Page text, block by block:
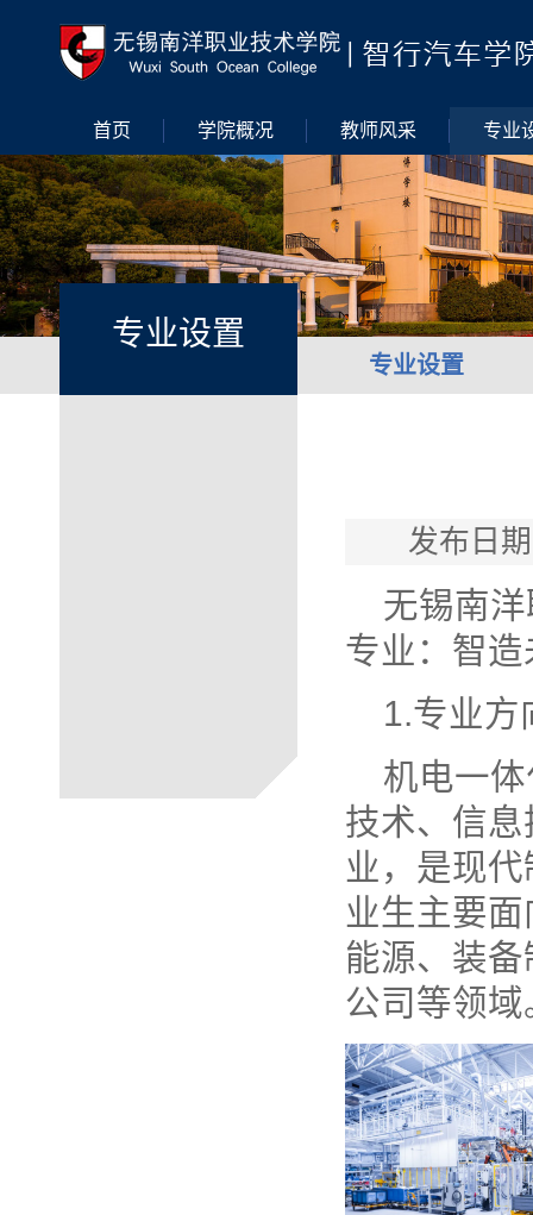
首页 学院概况 教师风采 专业
专业设置
专业设置
发布日
无锡南
专业：智
1.专业方
机电一
技术、信
业，是现
业生主要
能源、装
公司等领域